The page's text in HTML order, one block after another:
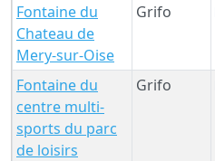
Fontaine du
Chateau de
Mery-sur-Oise
Grifo
Fontaine du
centre multi-
sports du parc
de loisirs
Grifo